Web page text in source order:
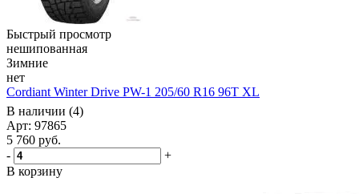
Быстрый просмотр
нешипованная
Зимние
нет
Cordiant Winter Drive PW-1 205/60 R16 96T XL
В наличии (4)
Арт: 97865
5 760 руб.
-
+
В корзину